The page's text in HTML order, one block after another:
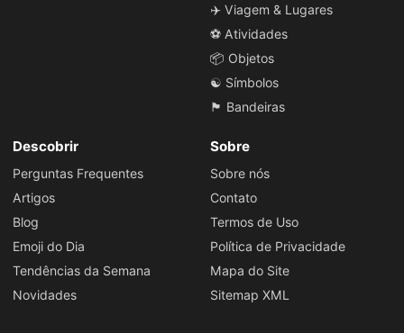
✈️ Viagem & Lugares
⚽ Atividades
📦 Objetos
☯️ Símbolos
🏴 Bandeiras
Descobrir
Perguntas Frequentes
Artigos
Blog
Emoji do Dia
Tendências da Semana
Novidades
Sobre
Sobre nós
Contato
Termos de Uso
Política de Privacidade
Mapa do Site
Sitemap XML